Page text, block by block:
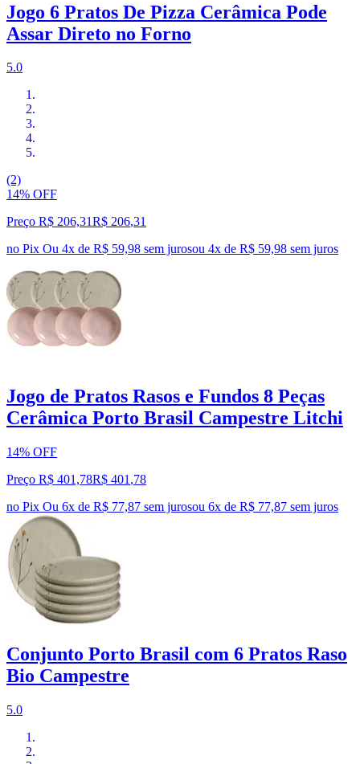
Jogo 6 Pratos De Pizza Cerâmica Pode
Assar Direto no Forno
5.0
(2)
14% OFF
Preço R$ 206,31R$ 206,31
no Pix Ou 4x de R$ 59,98 sem jurosou 4x de R$ 59,98 sem juros
Jogo de Pratos Rasos e Fundos 8 Peças
Cerâmica Porto Brasil Campestre Litchi
14% OFF
Preço R$ 401,78R$ 401 ,78
no Pix Ou 6x de R$ 77,87 sem jurosou 6x de R$ 77,87 sem juros
Conjunto Porto Brasil com 6 Pratos Raso
Bio Campestre
5.0